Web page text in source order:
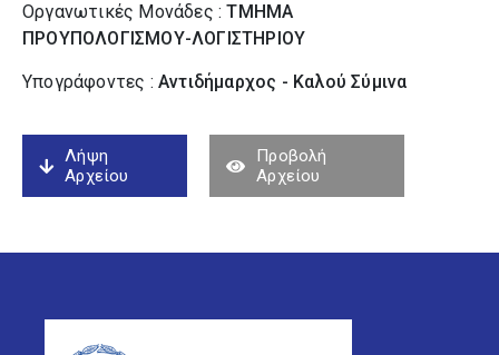
Οργανωτικές Μονάδες :ΤΜΗΜΑ
ΠΡΟΥΠΟΛΟΓΙΣΜΟΥ-ΛΟΓΙΣΤΗΡΙΟΥ
Υπογράφοντες : Αντιδήμαρχος - Καλού Σύµινα
Λήψη
Αρχείου
Προβολή
Αρχείου